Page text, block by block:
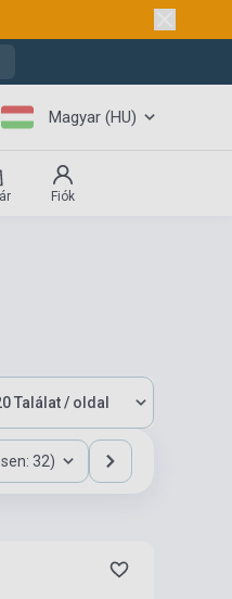
Magyar (HU)
Fiók
32)